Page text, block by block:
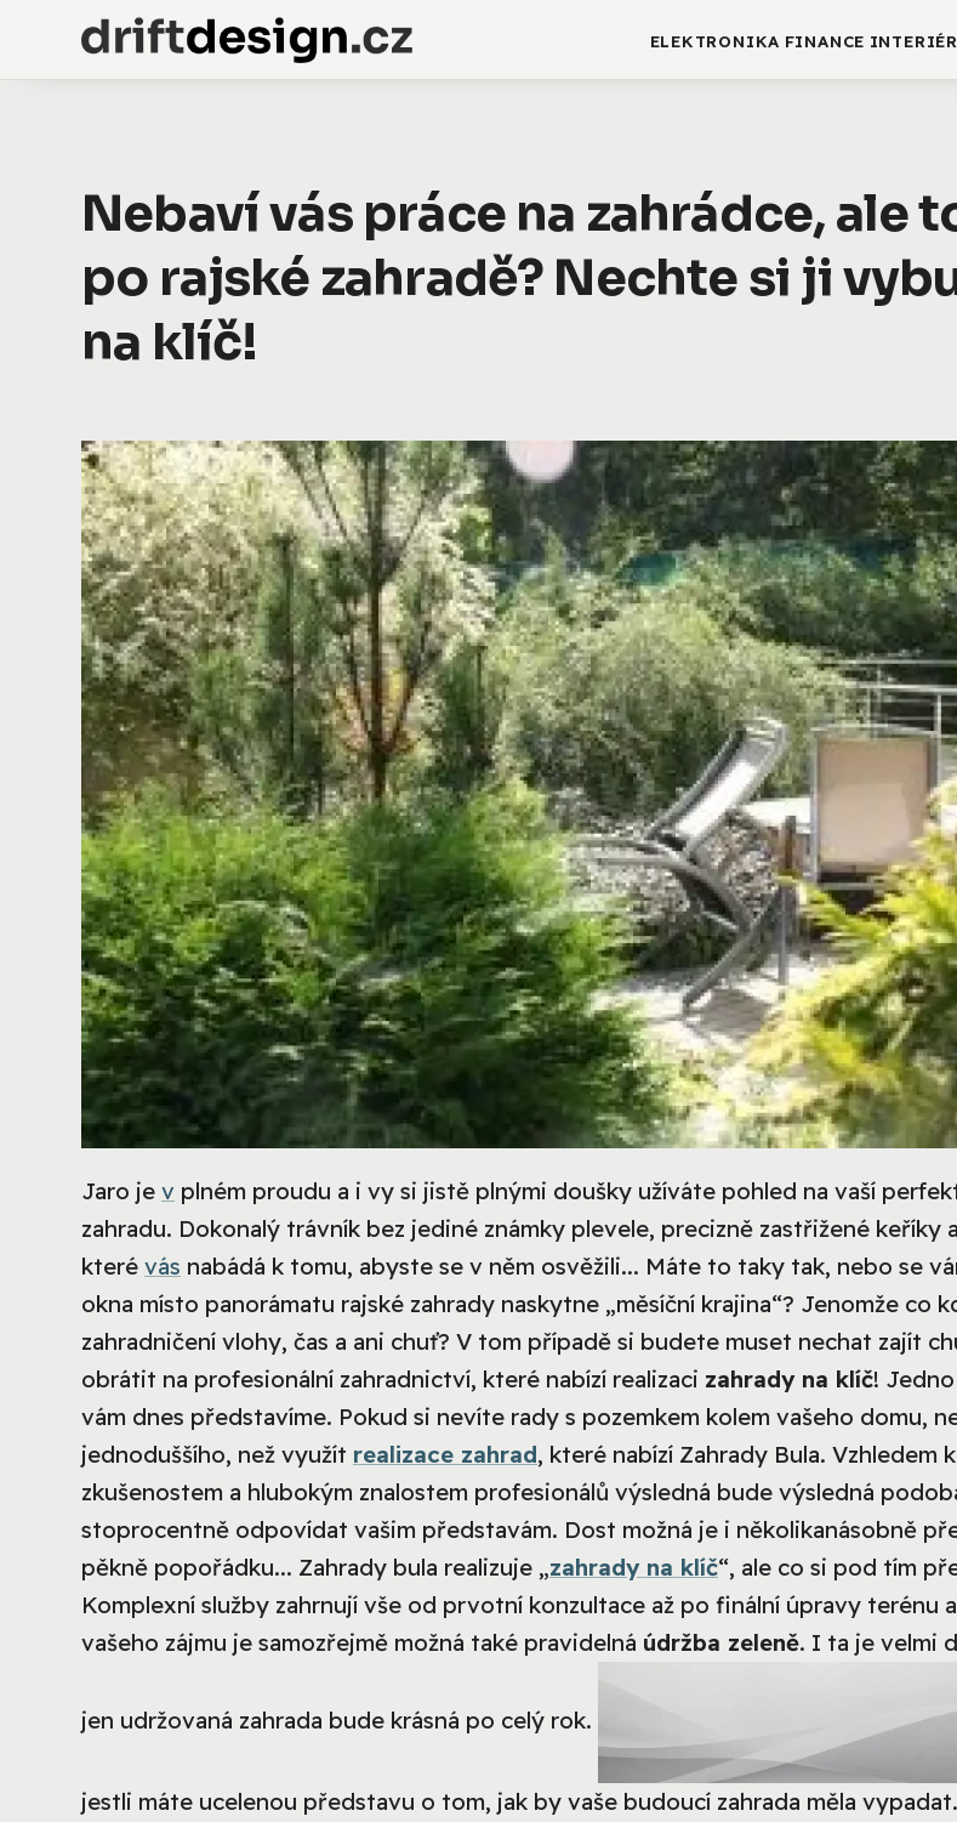
ELEKTRONIKA FINANCE INTERIÉR
Nebaví vás práce na zahrádce, ale
po rajské zahradě? Nechte si ji
na klíč!
Jaro je v plném proudu a i vy si jistě plnými doušky užíváte pohled na vaší
zahradu. Dokonalý trávník bez jediné známky plevele, precizně zastřižené keříky
které vás nabádá k tomu, abyste se v něm osvěžili... Máte to taky tak, nebo se
okna místo panorámatu rajské zahrady naskytne „měsíční krajina“? Jenomže co
zahradničení vlohy, čas a ani chuť? V tom případě si budete muset nechat zajít
obrátit na profesionální zahradnictví, které nabízí realizaci zahrady na klíč!
vám dnes představíme. Pokud si nevíte rady s pozemkem kolem vašeho domu,
jednoduššího, než využít realizace zahrad, které nabízí Zahrady Bula. Vzhledem
zkušenostem a hlubokým znalostem profesionálů výsledná bude výsledná
stoprocentně odpovídat vašim představám. Dost možná je i několikanásobně
pěkně popořádku... Zahrady bula realizuje „zahrady na klíč“, ale co si pod tím
Komplexní služby zahrnují vše od prvotní konzultace až po finální úpravy terénu
vašeho zájmu je samozřejmě možná také pravidelná údržba zeleně. I ta je velmi
jen udržovaná zahrada bude krásná po celý rok.
jestli máte ucelenou představu o tom, jak by vaše budoucí zahrada měla